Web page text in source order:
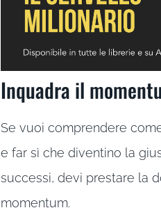
Inquadra il
Se vuoi comprendere
e far sì che diventino la
successi, devi prestare la
momentum.